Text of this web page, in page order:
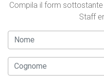
Compila il form
Staff